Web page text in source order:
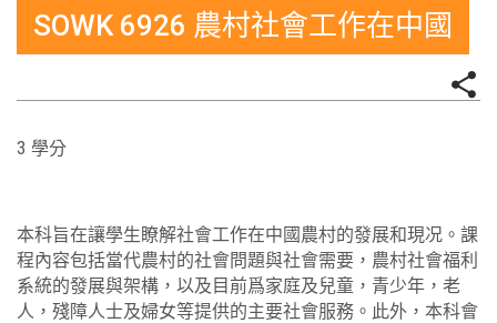
SOWK 6926 農村社會工作在中國
3 學分
本科旨在讓學生瞭解社會工作在中國農村的發展和現况。課
程內容包括當代農村的社會問題與社會需要，農村社會福利
系統的發展與架構，以及目前爲家庭及兒童，青少年，老
人，殘障人士及婦女等提供的主要社會服務。此外，本科會